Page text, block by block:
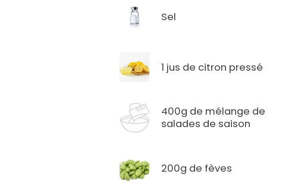
Sel
1 jus de citron pressé
400g de mélange de
salades de saison
200g de fèves